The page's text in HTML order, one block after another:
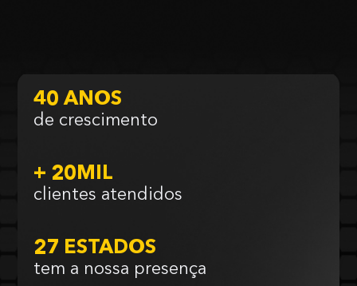
40 ANOS
de crescimento
+ 20MIL
clientes atendidos
27 ESTADOS
tem a nossa presença